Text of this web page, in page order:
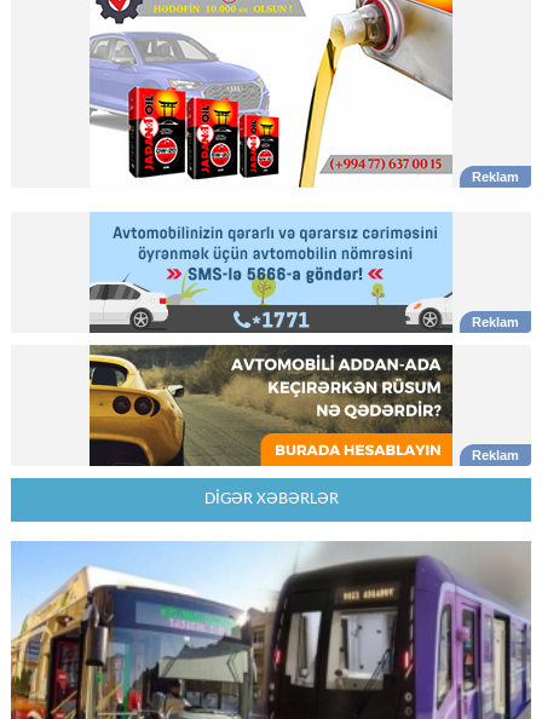
DİGƏR XƏBƏRLƏR